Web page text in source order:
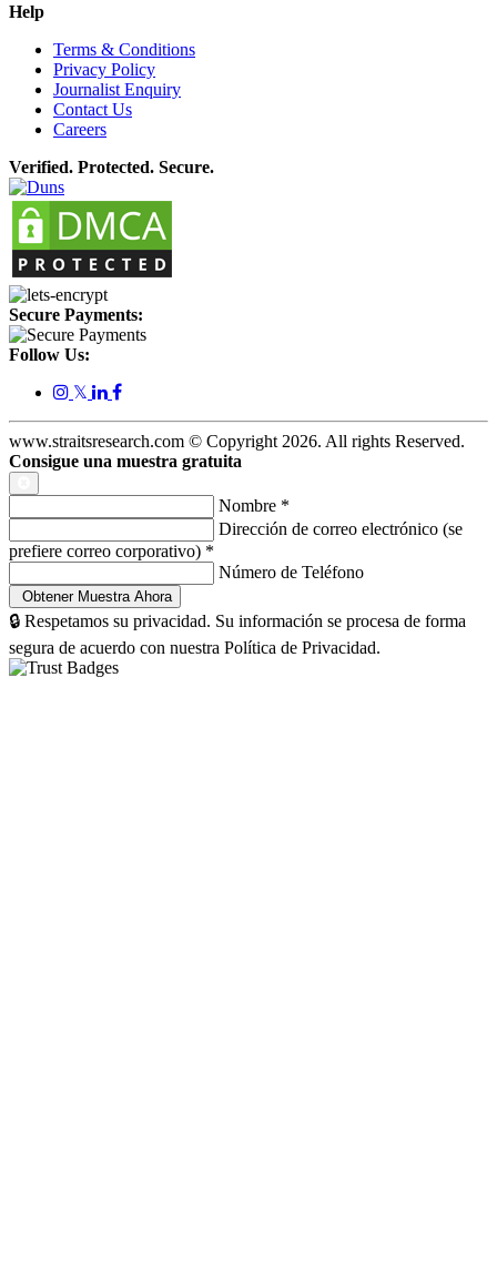
Help
Terms & Conditions
Privacy Policy
Journalist Enquiry
Contact Us
Careers
Verified. Protected. Secure.
Secure Payments:
Follow Us:
𝕏
www.straitsresearch.com © Copyright 2026. All rights Reserved.
Consigue una muestra gratuita
Nombre *
Dirección de correo electrónico (se
prefiere correo corporativo) *
Número de Teléfono
🔒 Respetamos su privacidad. Su información se procesa de forma
segura de acuerdo con nuestra Política de Privacidad.